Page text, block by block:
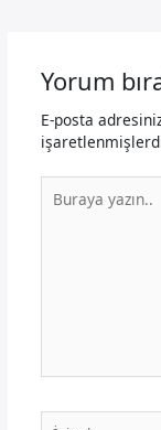
Yorum
E-posta
yazın..